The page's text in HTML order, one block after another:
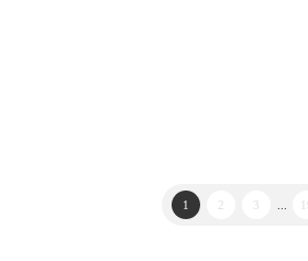
1 3